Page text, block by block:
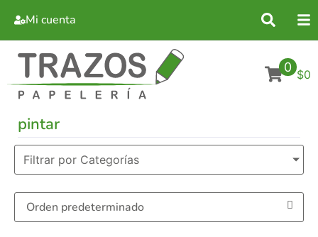
Mi cuenta
0 $0
pintar
Filtrar por Categorías